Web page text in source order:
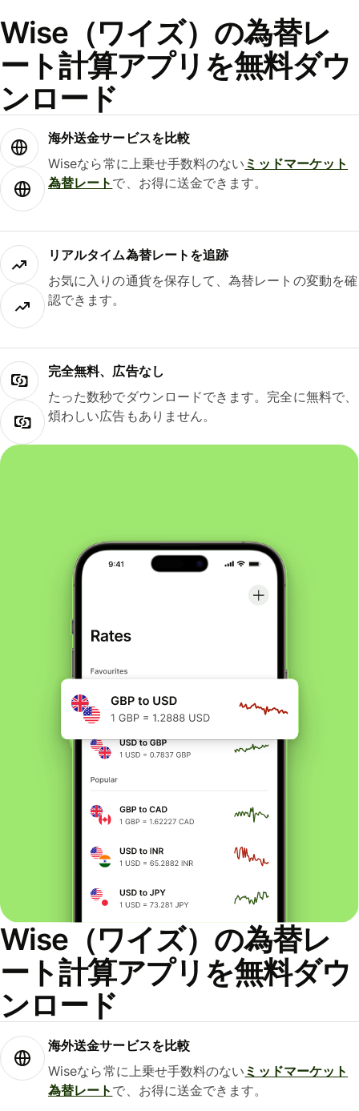
Wise（ワイズ）の為替レ
ート計算アプリを無料ダウ
ンロード
海外送金サービスを比較
Wiseなら常に上乗せ手数料のない ミッドマーケット
為替レート で、お得に送金できます。
リアルタイム為替レートを追跡
お気に入りの通貨を保存して、為替レートの変動を確
認できます。
完全無料、広告なし
たった数秒でダウンロードできます。完全に無料で、
煩わしい広告もありません。
Wise（ワイズ）の為替レ
ート計算アプリを無料ダウ
ンロード
海外送金サービスを比較
Wiseなら常に上乗せ手数料のない ミッドマーケット
為替レート で、お得に送金できます。